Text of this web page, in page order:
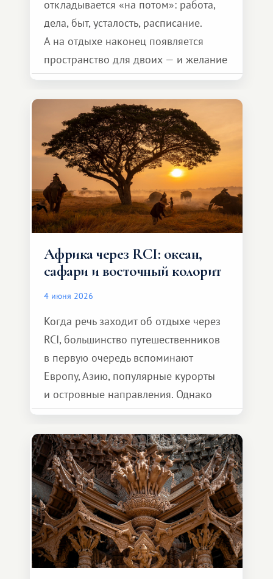
откладывается «на потом»: работа,
дела, быт, усталость, расписание.
А на отдыхе наконец появляется
пространство для двоих — и желание
сделать для близкого человека что-то
особенное. Не обязательно
масштабное, но тёплое
и запоминающееся :)
Африка через RCI: океан,
сафари и восточный колорит
4 июня 2026
Когда речь заходит об отдыхе через
RCI, большинство путешественников
в первую очередь вспоминают
Европу, Азию, популярные курорты
и островные направления. Однако
возможности обменной системы
значительно шире. Среди них есть
и Африка — континент, который
способен подарить совершенно иной
формат путешествия.